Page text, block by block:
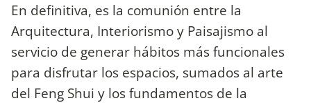
En definitiva, es la comunión entre la
Arquitectura, Interiorismo y Paisajismo al
servicio de generar hábitos más funcionales
para disfrutar los espacios, sumados al arte
del Feng Shui y los fundamentos de la